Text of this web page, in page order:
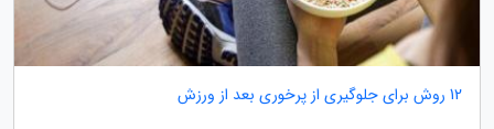
12 روش برای جلوگیری از پرخوری بعد از ورزش